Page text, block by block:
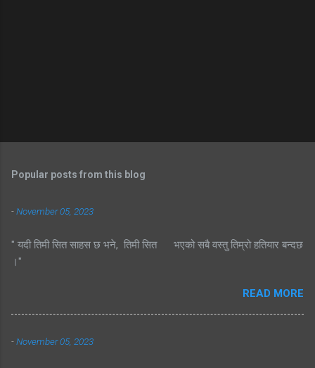
Popular posts from this blog
-November 05, 2023
" यदी तिमी सित साहस छ भने, तिमी सित भएको सबै वस्तु तिम्रो हतियार बन्दछ
।"
READ MORE
-November 05, 2023